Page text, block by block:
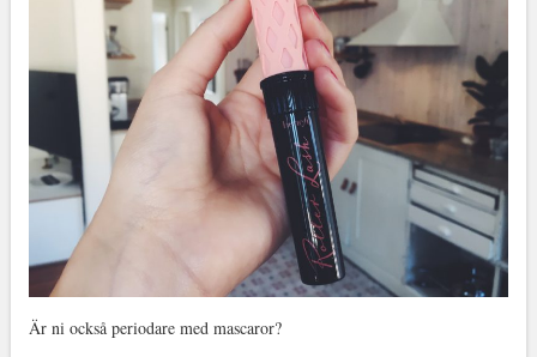
Är ni också periodare med mascaror?